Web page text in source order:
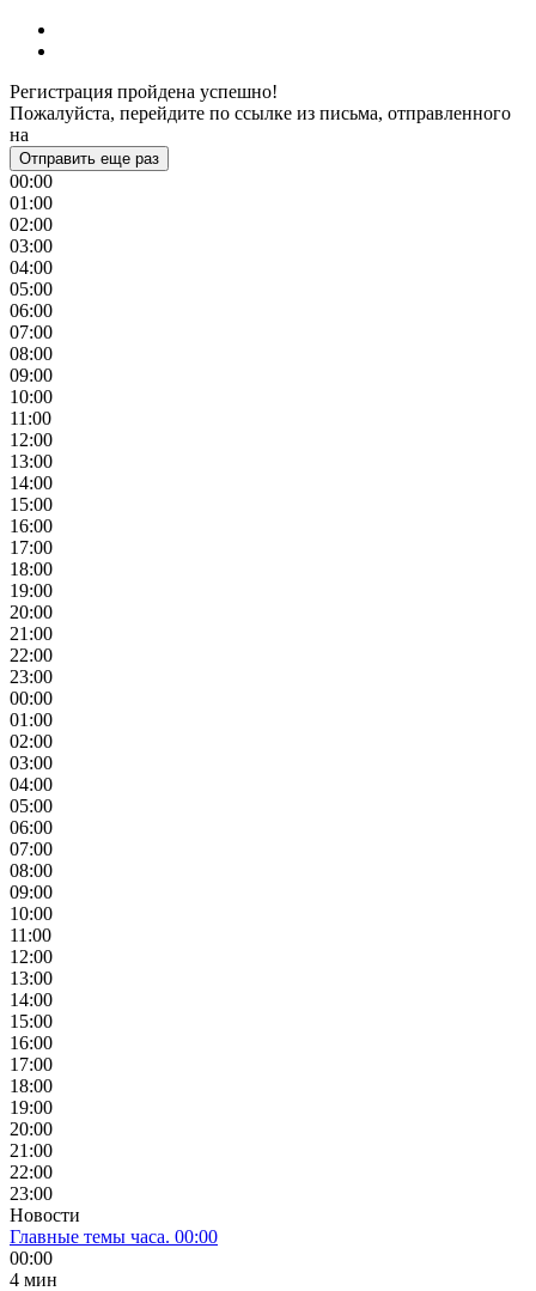
Регистрация пройдена успешно!
Пожалуйста, перейдите по ссылке из письма, отправленного
на
Отправить еще раз
00:00
01:00
02:00
03:00
04:00
05:00
06:00
07:00
08:00
09:00
10:00
11:00
12:00
13:00
14:00
15:00
16:00
17:00
18:00
19:00
20:00
21:00
22:00
23:00
00:00
01:00
02:00
03:00
04:00
05:00
06:00
07:00
08:00
09:00
10:00
11:00
12:00
13:00
14:00
15:00
16:00
17:00
18:00
19:00
20:00
21:00
22:00
23:00
Новости
Главные темы часа. 00:00
00:00
4 мин